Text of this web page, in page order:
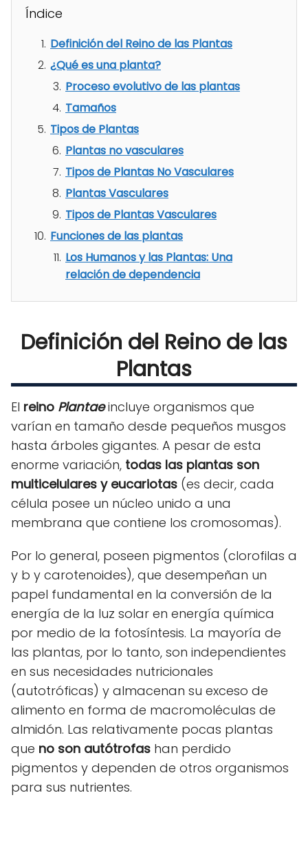
Índice
Definición del Reino de las Plantas
¿Qué es una planta?
Proceso evolutivo de las plantas
Tamaños
Tipos de Plantas
Plantas no vasculares
Tipos de Plantas No Vasculares
Plantas Vasculares
Tipos de Plantas Vasculares
Funciones de las plantas
Los Humanos y las Plantas: Una
relación de dependencia
Definición del Reino de las
Plantas
El reino Plantaeincluye organismos que
varían en tamaño desde pequeños musgos
hasta árboles gigantes. A pesar de esta
enorme variación, todas las plantas son
multicelulares y eucariotas (es decir, cada
célula posee un núcleo unido a una
membrana que contiene los cromosomas).
Por lo general, poseen pigmentos (clorofilas a
y b y carotenoides), que desempeñan un
papel fundamental en la conversión de la
energía de la luz solar en energía química
por medio de la fotosíntesis. La mayoría de
las plantas, por lo tanto, son independientes
en sus necesidades nutricionales
(autotróficas) y almacenan su exceso de
alimento en forma de macromoléculas de
almidón. Las relativamente pocas plantas
que no son autótrofas han perdido
pigmentos y dependen de otros organismos
para sus nutrientes.